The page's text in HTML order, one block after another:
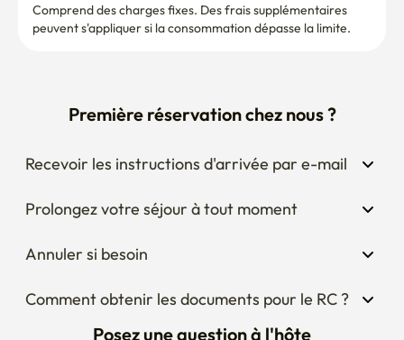
Comprend des charges fixes. Des frais supplémentaires
peuvent s'appliquer si la consommation dépasse la limite.
Première réservation chez nous ?
Recevoir les instructions d'arrivée par e-mail
Prolongez votre séjour à tout moment
Annuler si besoin
Comment obtenir les documents pour le RC ?
Posez une question à l'hôte